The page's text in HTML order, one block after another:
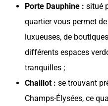
Porte Dauphine : situé
quartier vous permet
luxueuses, de
différents espaces
tranquilles ;
Chaillot : se trouvant
Champs-Élysées, ce